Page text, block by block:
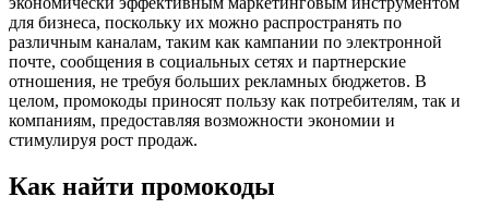
для бизнеса, поскольку их можно распространять по
различным каналам, таким как кампании по электронной
почте, сообщения в социальных сетях и партнерские
отношения, не требуя больших рекламных бюджетов. В
целом, промокоды приносят пользу как потребителям, так и
компаниям, предоставляя возможности экономии и
стимулируя рост продаж.
Как найти промокоды